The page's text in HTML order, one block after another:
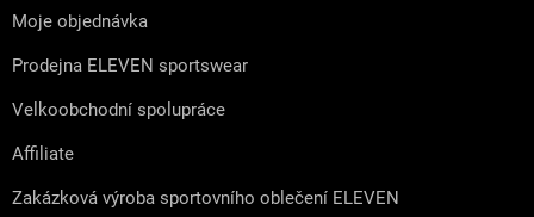
Moje objednávka
Prodejna ELEVEN sportswear
Velkoobchodní spolupráce
Affiliate
Zakázková výroba sportovního oblečení ELEVEN